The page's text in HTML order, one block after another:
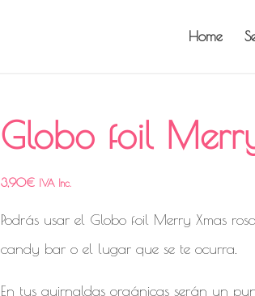
Home
Globo foil
3,90€ IVA Inc.
Podrás usar el Globo foil Merry Xmas
candy bar o el lugar que se te ocurra.
En tus guirnaldas orgánicas serán un